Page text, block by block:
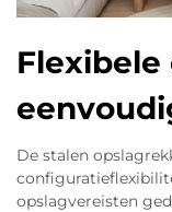
De stalen
opslagvereisten